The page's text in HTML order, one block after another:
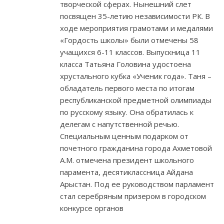
творческой сферах. Нынешний слет
посвящен 35-летию независимости РК. В
ходе мероприятия грамотами и медалями
«Гордость школы» были отмечены 58
учащихся 6-11 классов. Выпускница 11
класса Татьяна Головина удостоена
хрустального кубка «Ученик года». Таня –
обладатель первого места по итогам
республиканской предметной олимпиады
по русскому языку. Она обратилась к
делегам с напутственной речью.
Специальным ценным подарком от
почетного гражданина города Ахметовой
А.М. отмечена президент школьного
парамента, десятиклассница Айдана
Арыстан. Под ее руководством парламент
стал серебряным призером в городском
конкурсе органов